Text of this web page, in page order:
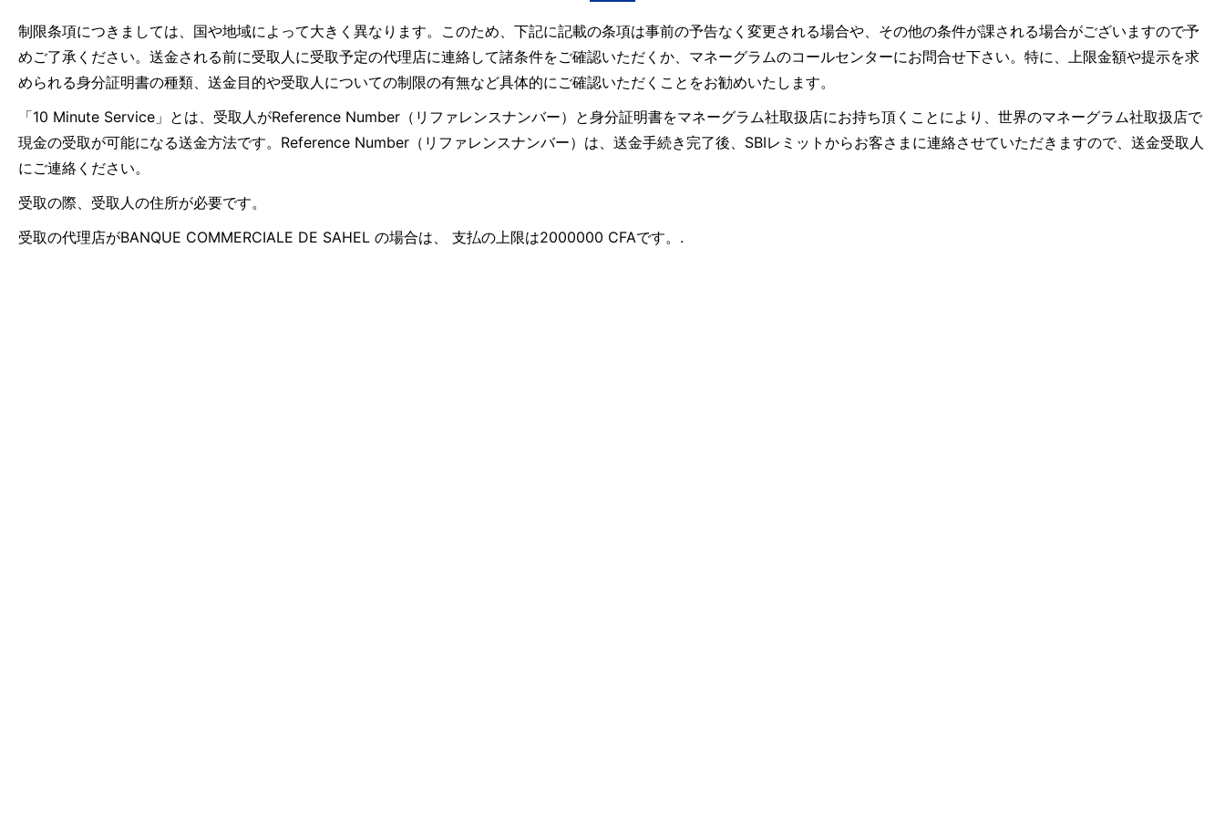
制限条項につきましては、国や地域によって大きく異なります。このため、下記に記載の条項は事前の予告なく変更される場合や、その他の条件が課される場合がございますので予
めご了承ください。送金される前に受取人に受取予定の代理店に連絡して諸条件をご確認いただくか、マネーグラムのコールセンターにお問合せ下さい。特に、上限金額や提示を求
められる身分証明書の種類、送金目的や受取人についての制限の有無など具体的にご確認いただくことをお勧めいたします。
「10 Minute Service」とは、受取人がReference Number（リファレンスナンバー）と身分証明書をマネーグラム社取扱店にお持ち頂くことにより、世界のマネーグラム社取扱店で
現金の受取が可能になる送金方法です。Reference Number（リファレンスナンバー）は、送金手続き完了後、SBIレミットからお客さまに連絡させていただきますので、送金受取人
にご連絡ください。
受取の際、受取人の住所が必要です。
受取の代理店がBANQUE COMMERCIALE DE SAHEL の場合は、 支払の上限は2000000 CFAです。.